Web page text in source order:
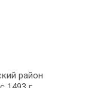
район